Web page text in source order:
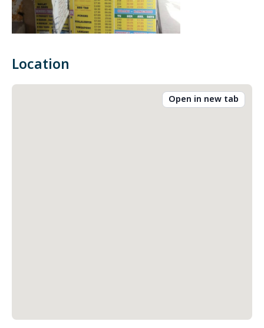
Location
Open in new tab